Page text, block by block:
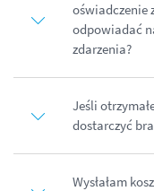
oświadczenie
odpowiadać
zdarzenia?
Jeśli
dostarczyć
Wysłałam